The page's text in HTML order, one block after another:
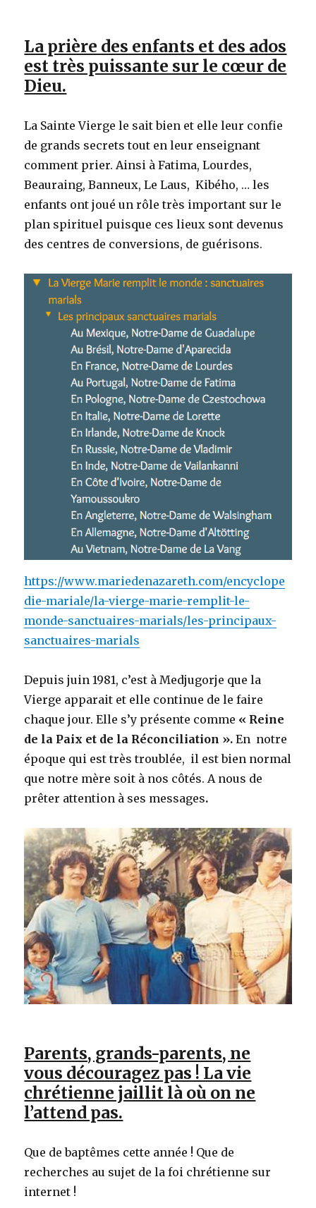
La prière des enfants et des ados
est très puissante sur le cœur de
Dieu.
La Sainte Vierge le sait bien et elle leur confie
de grands secrets tout en leur enseignant
comment prier. Ainsi à Fatima, Lourdes,
Beauraing, Banneux, Le Laus, Kibého, … les
enfants ont joué un rôle très important sur le
plan spirituel puisque ces lieux sont devenus
des centres de conversions, de guérisons.
https://www.mariedenazareth.com/encyclope
die-mariale/la-vierge-marie-remplit-le-
monde-sanctuaires-marials/les-principaux-
sanctuaires-marials
Depuis juin 1981, c’est à Medjugorje que la
Vierge apparait et elle continue de le faire
chaque jour. Elle s’y présente comme « Reine
de la Paix et de la Réconciliation ».En notre
époque qui est très troublée, il est bien normal
que notre mère soit à nos côtés. A nous de
prêter attention à ses messages.
Parents, grands-parents, ne
vous découragez pas ! La vie
chrétienne jaillit là où on ne
l’attend pas.
Que de baptêmes cette année ! Que de
recherches au sujet de la foi chrétienne sur
internet !